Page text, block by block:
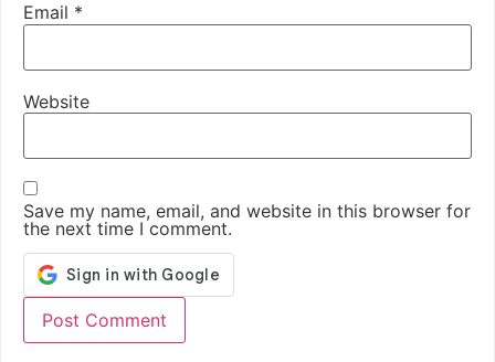
Email *
Website
Save my name, email, and website in this browser for
the next time I comment.